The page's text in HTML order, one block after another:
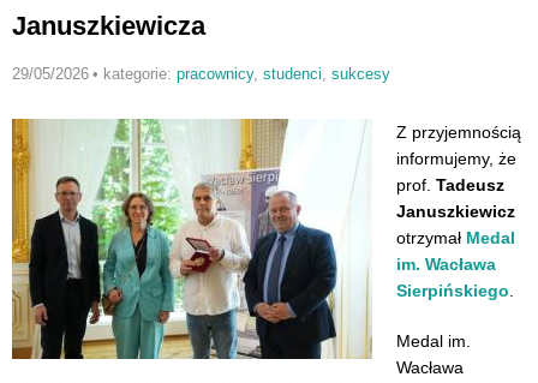
Januszkiewicza
29/05/2026 • kategorie: pracownicy, studenci, sukcesy
Z przyjemnością
informujemy, że
prof. Tadeusz
Januszkiewicz
otrzymał Medal
im. Wacława
Sierpińskiego.
Medal im.
Wacława